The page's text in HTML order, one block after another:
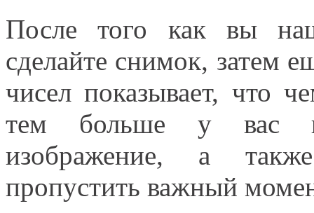
После того как вы
сделайте снимок, затем
чисел показывает, что
тем больше у вас
изображение, а
пропустить важный